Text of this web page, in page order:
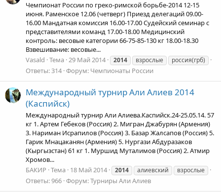
Чемпионат России по греко-римской борьбе-2014 12-15
июня. Раменское 12.06 (четверг) Приезд делегаций 09.00-
16.00 Мандатная комиссия 16.00-17.00 Судейский семинар с
представителями команд 17.00-18.00 Медицинский
контроль: весовые категории 66-75-85-130 кг 18.00-18.30
Взвешивание: весовые...
Vasald Тема 29 Май 2014 2014 взрослые россия(грб)
Ответы: 314 Форум: Чемпионаты России
Международный турнир Али Алиев 2014
(Каспийск)
Международный турнир Али Алиева.Каспийск.24-25.05.14. 57
кг 1. Артем Гебеков (Россия) 2. Мигран Джабурян (Армения)
3. Нариман Исрапилов (Россия) 3. Базар Жалсапов (Россия) 5.
Гарик Мнацаканян (Армения) 5. Нургази Абдуразаков
(Кыргызстан) 61 кг 1. Муршид Муталимов (Россия) 2. Атмир
Хромов...
БАКИР Тема 18 Май 2014 2014 алиевский взрослые
Ответы: 966 Форум:Турниры Али Алиев